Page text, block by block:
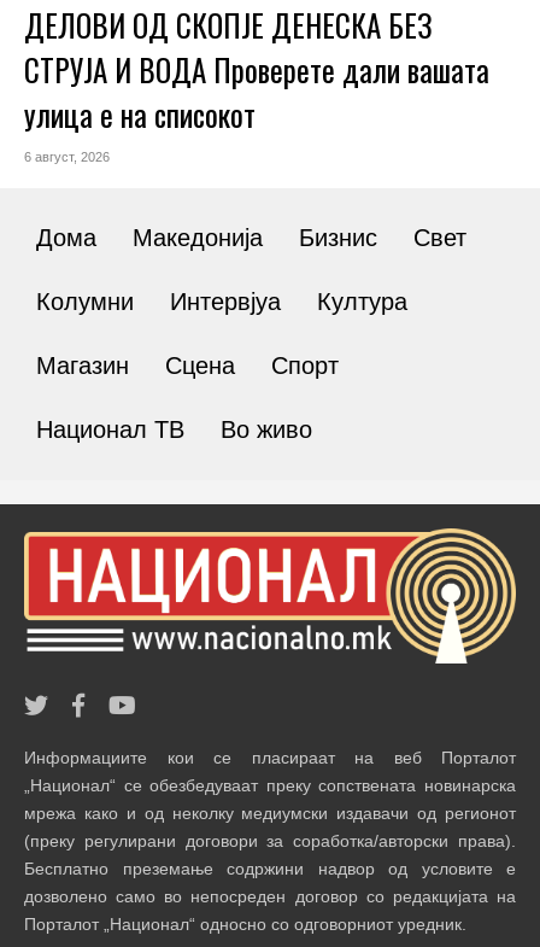
ДЕЛОВИ ОД СКОПЈЕ ДЕНЕСКА БЕЗ
СТРУЈА И ВОДА Проверете дали вашата
улица е на списокот
6 август, 2026
Дома Македонија Бизнис Свет
Колумни Интервјуа Култура
Магазин Сцена Спорт
Национал ТВ Во живо
Информациите кои се пласираат на веб Порталот
„Национал“ се обезбедуваат преку сопствената новинарска
мрежа како и од неколку медиумски издавачи од регионот
(преку регулирани договори за соработка/авторски права).
Бесплатно преземање содржини надвор од условите е
дозволено само во непосреден договор со редакцијата на
Порталот „Национал“ односно со одговорниот уредник.